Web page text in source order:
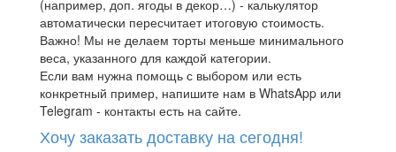
(например, доп. ягоды в декор…) - калькулятор
автоматически пересчитает итоговую стоимость.
Важно! Мы не делаем торты меньше минимального
веса, указанного для каждой категории.
Если вам нужна помощь с выбором или есть
конкретный пример, напишите нам в WhatsApp или
Telegram - контакты есть на сайте.
Хочу заказать доставку на сегодня!